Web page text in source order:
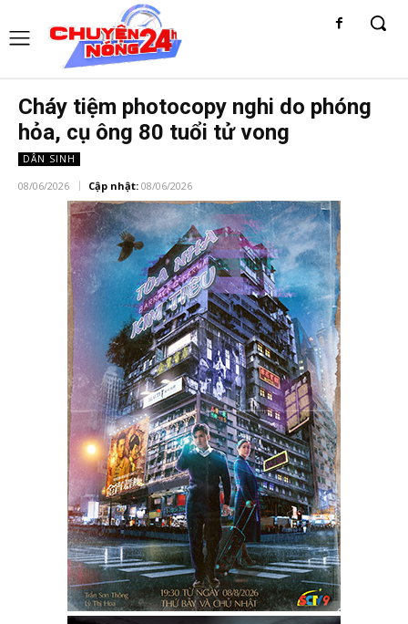
Cháy tiệm photocopy nghi do phóng
hỏa, cụ ông 80 tuổi tử vong
DÂN SINH
08/06/2026 Cập nhật: 08/06/2026